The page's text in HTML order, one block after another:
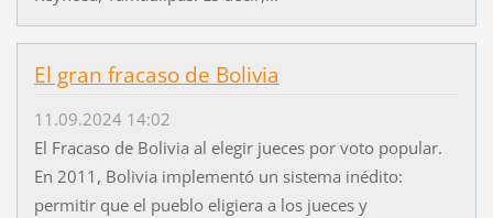
El gran fracaso de Bolivia
11.09.2024 14:02
El Fracaso de Bolivia al elegir jueces por voto popular.
En 2011, Bolivia implementó un sistema inédito:
permitir que el pueblo eligiera a los jueces y